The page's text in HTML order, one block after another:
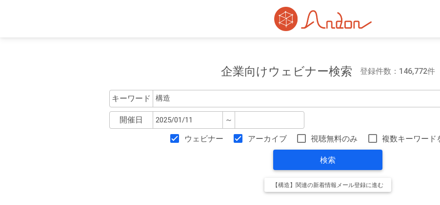
企業向けウェビナー検索 登録件数：146,772件
キーワード
開催日 ～
ウェビナー アーカイブ 視聴無料のみ 複数キーワード
検索
【構造】関連の新着情報メール登録に進む